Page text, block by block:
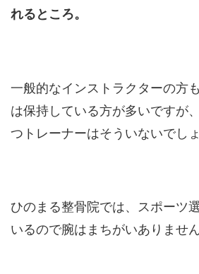
れるところ。
一般的なインストラクターの方
は保持している方が多いですが
つトレーナーはそういないでしょ
ひのまる整骨院では、スポーツ
いるので腕はまちがいありません